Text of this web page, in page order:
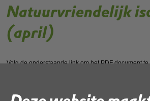
Natuurvriendelijk
(april)
Volg de onderstaande link om hetPDFdocument